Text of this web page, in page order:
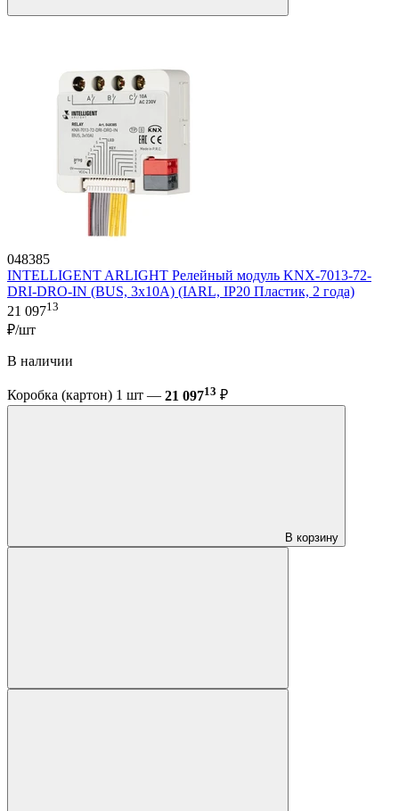
048385
INTELLIGENT ARLIGHT Релейный модуль KNX-7013-72-
DRI-DRO-IN (BUS, 3x10A) (IARL, IP20 Пластик, 2 года)
21 09713
₽/шт
В наличии
Коробка (картон) 1 шт — 21 09713 ₽
В корзину